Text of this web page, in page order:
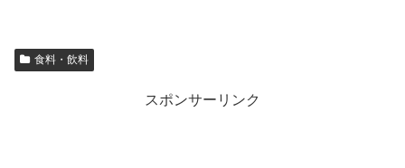
食料・飲料
スポンサーリンク